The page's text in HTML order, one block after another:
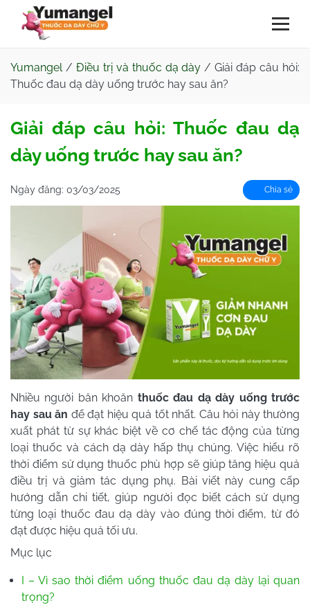
Yumangel/ Điều trị và thuốc dạ dày /Giải đáp câu hỏi:
Thuốc đau dạ dày uống trước hay sau ăn?
Giải đáp câu hỏi: Thuốc đau dạ
dày uống trước hay sau ăn?
Ngày đăng: 03/03/2025 Chia sẻ
Nhiều người băn khoăn thuốc đau dạ dày uống trước
hay sau ăn để đạt hiệu quả tốt nhất. Câu hỏi này thường
xuất phát từ sự khác biệt về cơ chế tác động của từng
loại thuốc và cách dạ dày hấp thụ chúng. Việc hiểu rõ
thời điểm sử dụng thuốc phù hợp sẽ giúp tăng hiệu quả
điều trị và giảm tác dụng phụ. Bài viết này cung cấp
hướng dẫn chi tiết, giúp người đọc biết cách sử dụng
từng loại thuốc đau dạ dày vào đúng thời điểm, từ đó
đạt được hiệu quả tối ưu.
Mục lục
I – Vì sao thời điểm uống thuốc đau dạ dày lại quan
trọng?